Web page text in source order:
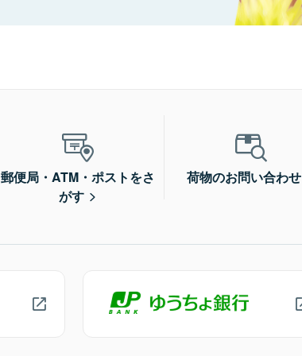
郵便局・ATM・ポストをさ
がす
荷物のお問い合わせ